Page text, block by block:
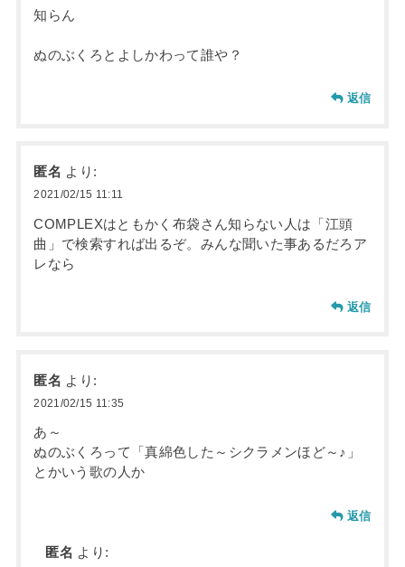
知らん
ぬのぶくろとよしかわって誰や？
返信
匿名 より:
2021/02/15 11:11
COMPLEXはともかく布袋さん知らない人は「江頭
曲」で検索すれば出るぞ。みんな聞いた事あるだろア
レなら
返信
匿名 より:
2021/02/15 11:35
あ～
ぬのぶくろって「真綿色した～シクラメンほど～♪」
とかいう歌の人か
返信
匿名 より: